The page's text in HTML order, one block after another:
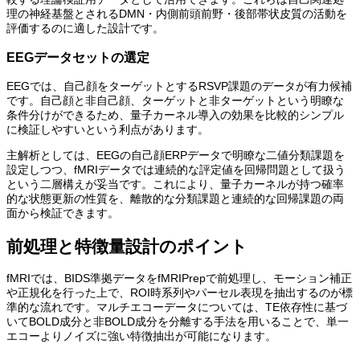
理の神経基盤とされるDMN・内側前頭前野・後部帯状皮質の活動を
評価するのに適した設計です。
EEGデータセットの選定
EEGでは、自己顔をターゲットとするRSVP課題のデータが有力候補
です。自己顔と非自己顔、ターゲットと非ターゲットという明瞭な
条件分けができるため、量子カーネル導入の効果を比較的シンプル
に検証しやすいという利点があります。
主解析としては、EEGの自己顔ERPデータで明瞭な二値分類課題を
設定しつつ、fMRIデータでは連続的な評定値を回帰問題として扱う
という二層構えが妥当です。これにより、量子カーネルが持つ確率
的な状態更新の性質を、離散的な分類課題と連続的な回帰課題の両
面から検証できます。
前処理と特徴量設計のポイント
fMRIでは、BIDS準拠データをfMRIPrepで前処理し、モーション補正
や正規化を行った上で、ROI時系列やパーセル表現を抽出するのが標
準的な流れです。マルチエコーデータについては、TE依存性に基づ
いてBOLD成分と非BOLD成分を分離する手法を用いることで、単一
エコーよりノイズに強い特徴抽出が可能になります。